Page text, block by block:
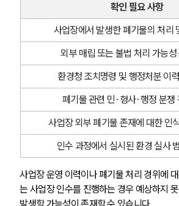
확인 필요 사항
사업장에서 발생한 폐기물의 처리
외부 매립 또는 불법 처리 가능성
환경청 조치명령 및 행정처분 이
폐기물 관련 민·형사·행정 분쟁
사업장 외부 폐기물 존재에 대한 인
인수 과정에서 실시된 환경 실사
사업장 운영 이력이나 폐기물 처리 경위에
는 사업장 인수를 진행하는 경우 예상하지
발생할 가능성이 존재할 수 있습니다.